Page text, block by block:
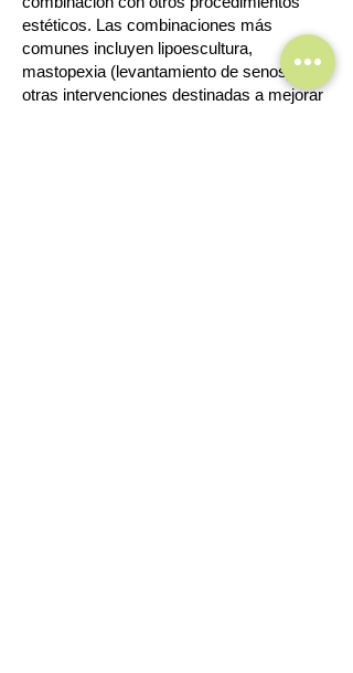
estéticos. Las combinaciones más
comunes incluyen lipoescultura,
mastopexia (levantamiento de senos) y
otras intervenciones destinadas a mejorar